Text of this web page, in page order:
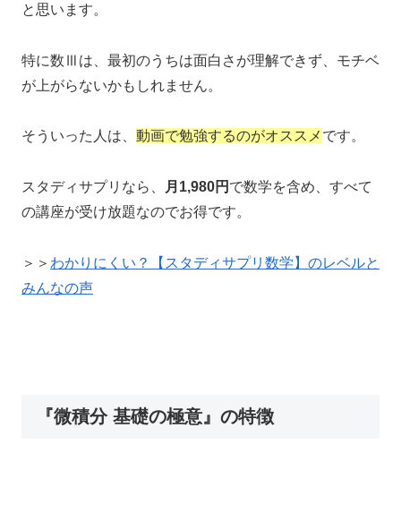
と思います。
特に数Ⅲは、最初のうちは面白さが理解できず、モチベ
が上がらないかもしれません。
そういった人は、 動画で勉強するのがオススメ です。
スタディサプリなら、 月1,980円 で数学を含め、すべて
の講座が受け放題なのでお得です。
＞＞ わかりにくい？【スタディサプリ数学】のレベルと
みんなの声
『微積分 基礎の極意』の特徴